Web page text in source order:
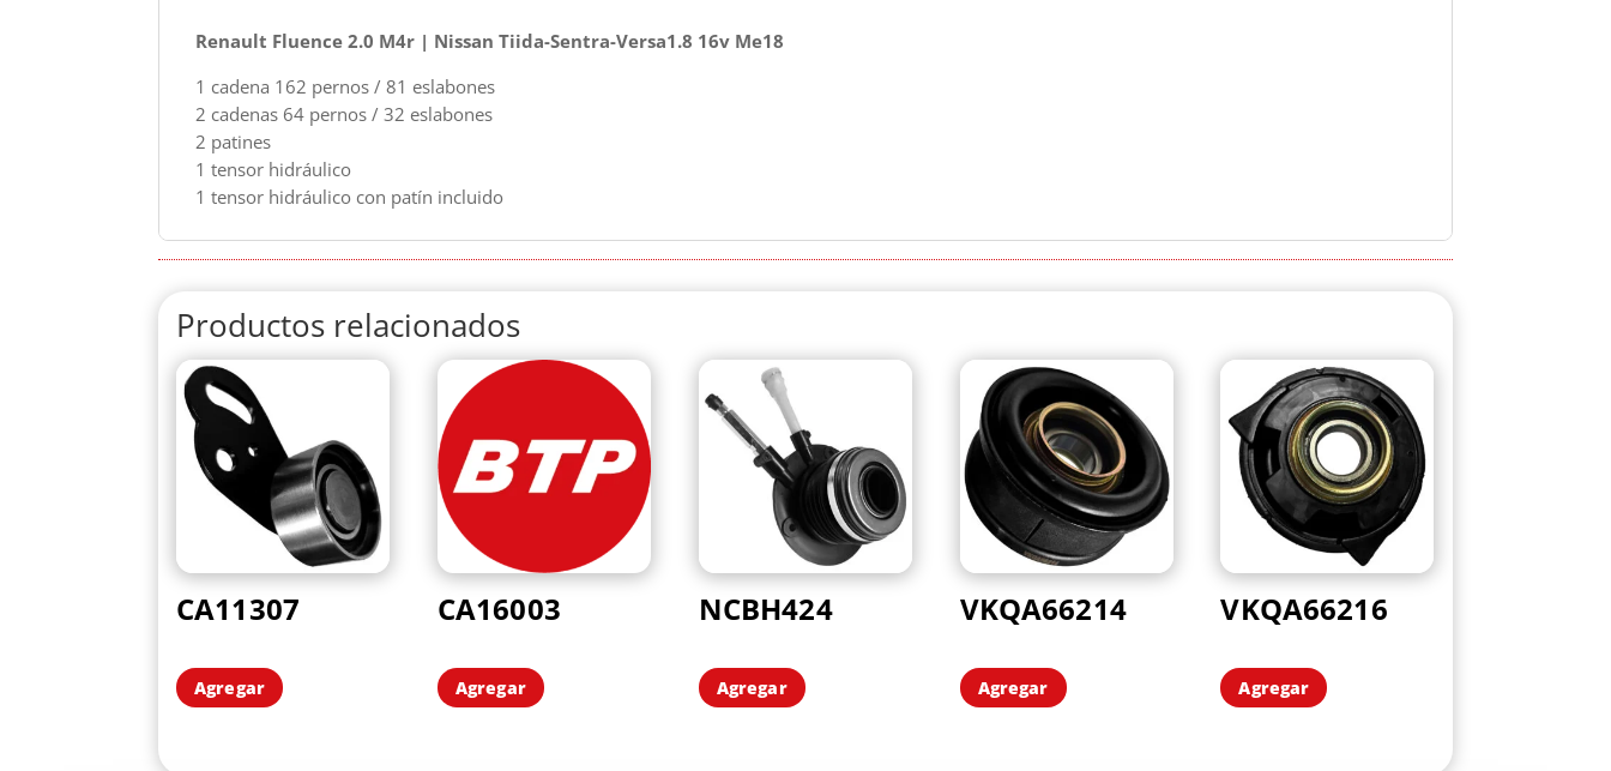
Renault Fluence 2.0 M4r | Nissan Tiida-Sentra-Versa1.8 16v Me18
1 cadena 162 pernos / 81 eslabones
2 cadenas 64 pernos / 32 eslabones
2 patines
1 tensor hidráulico
1 tensor hidráulico con patín incluido
Productos relacionados
CA11307
Agregar
CA16003
Agregar
NCBH424
Agregar
VKQA66214
Agregar
VKQA66216
Agregar